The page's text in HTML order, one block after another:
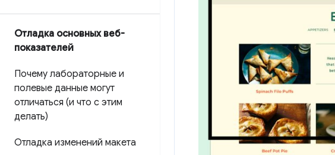
Отладка основных веб-
показателей
Почему лабораторные и
полевые данные могут
отличаться (и что с этим
делать)
Отладка изменений макета